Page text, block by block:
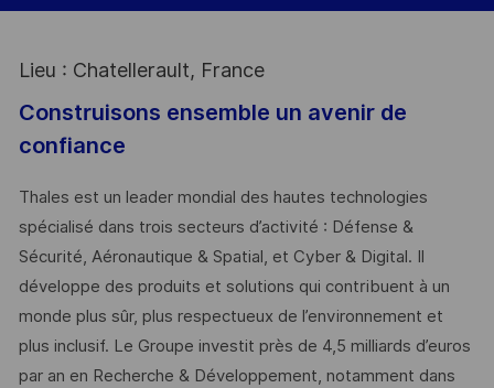
Lieu : Chatellerault, France
Construisons ensemble un avenir de
confiance
Thales est un leader mondial des hautes technologies
spécialisé dans trois secteurs d’activité : Défense &
Sécurité, Aéronautique & Spatial, et Cyber & Digital. Il
développe des produits et solutions qui contribuent à un
monde plus sûr, plus respectueux de l’environnement et
plus inclusif. Le Groupe investit près de 4,5 milliards d’euros
par an en Recherche & Développement, notamment dans